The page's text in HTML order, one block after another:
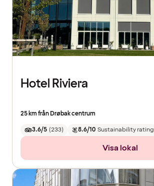
Hotel Riviera
25 km från Drøbak centrum
3.6/5 (233) 8.6/10 Sustainability rating
Visa lokal